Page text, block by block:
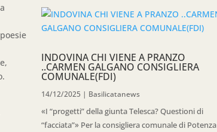
INDOVINA CHI VIENE A PRANZO
..CARMEN GALGANO CONSIGLIERA
COMUNALE(FDI)
14/12/2025 | Basilicatanews
«I “progetti” della giunta Telesca? Questioni di
“facciata”» Per la consigliera comunale di Potenza